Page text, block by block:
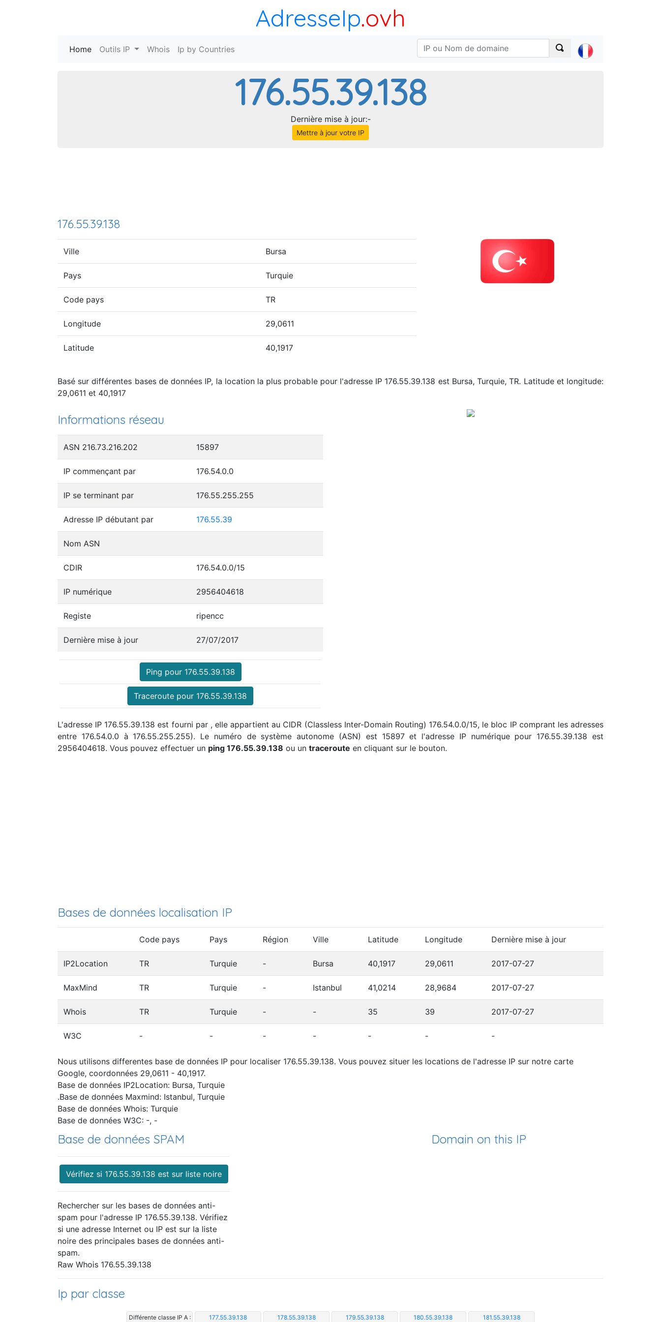
AdresseIp.ovh
Home (current)
Outils IP Whois Ip by Countries
176.55.39.138
Dernière mise à jour:-
Mettre à jour votre IP
176.55.39.138
Ville Bursa
Pays Turquie
Code pays TR
Longitude 29,0611
Latitude 40,1917
Basé sur différentes bases de données IP, la location la plus probable pour l'adresse IP 176.55.39.138 est Bursa, Turquie, TR. Latitude et longitude:
29,0611 et 40,1917
Informations réseau
ASN 216.73.216.202 15897
IP commençant par 176.54.0.0
IP se terminant par 176.55.255.255
Adresse IP débutant par 176.55.39
Nom ASN
CDIR 176.54.0.0/15
IP numérique 2956404618
Registe ripencc
Dernière mise à jour 27/07/2017
Ping pour 176.55.39.138
Traceroute pour 176.55.39.138
L'adresse IP 176.55.39.138 est fourni par , elle appartient au CIDR (Classless Inter-Domain Routing) 176.54.0.0/15, le bloc IP comprant les adresses
entre 176.54.0.0 à 176.55.255.255). Le numéro de système autonome (ASN) est 15897 et l'adresse IP numérique pour 176.55.39.138 est
2956404618. Vous pouvez effectuer un ping 176.55.39.138 ou un traceroute en cliquant sur le bouton.
Bases de données localisation IP
Code pays Pays Région Ville Latitude Longitude Dernière mise à jour
IP2Location TR Turquie - Bursa 40,1917 29,0611 2017-07-27
MaxMind TR Turquie - Istanbul 41,0214 28,9684 2017-07-27
Whois TR Turquie - - 35 39 2017-07-27
W3C - - - - - - -
Nous utilisons differentes base de données IP pour localiser 176.55.39.138. Vous pouvez situer les locations de l'adresse IP sur notre carte
Google, coordonnées 29,0611 - 40,1917.
Base de données IP2Location: Bursa, Turquie
.Base de données Maxmind: Istanbul, Turquie
Base de données Whois: Turquie
Base de données W3C: -, -
Base de données SPAM
Vérifiez si 176.55.39.138 est sur liste noire
Rechercher sur les bases de données anti-
spam pour l'adresse IP 176.55.39.138. Vérifiez
si une adresse Internet ou IP est sur la liste
noire des principales bases de données anti-
spam.
Domain on this IP
Raw Whois 176.55.39.138
Ip par classe
Différente classe IP A : 177.55.39.138 178.55.39.138 179.55.39.138 180.55.39.138 181.55.39.138